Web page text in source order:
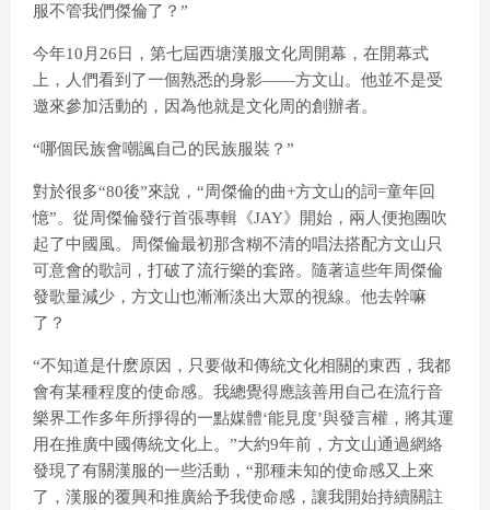
服不管我們傑倫了？”
今年10月26日，第七屆西塘漢服文化周開幕，在開幕式
上，人們看到了一個熟悉的身影——方文山。他並不是受
邀來參加活動的，因為他就是文化周的創辦者。
“哪個民族會嘲諷自己的民族服裝？”
對於很多“80後”來說，“周傑倫的曲+方文山的詞=童年回
憶”。從周傑倫發行首張專輯《JAY》開始，兩人便抱團吹
起了中國風。周傑倫最初那含糊不清的唱法搭配方文山只
可意會的歌詞，打破了流行樂的套路。隨著這些年周傑倫
發歌量減少，方文山也漸漸淡出大眾的視線。他去幹嘛
了？
“不知道是什麽原因，只要做和傳統文化相關的東西，我都
會有某種程度的使命感。我總覺得應該善用自己在流行音
樂界工作多年所掙得的一點媒體‘能見度’與發言權，將其運
用在推廣中國傳統文化上。”大約9年前，方文山通過網絡
發現了有關漢服的一些活動，“那種未知的使命感又上來
了，漢服的覆興和推廣給予我使命感，讓我開始持續關註